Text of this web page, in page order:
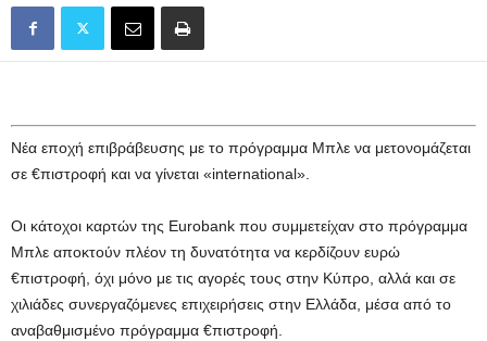
Νέα εποχή επιβράβευσης με το πρόγραμμα Μπλε να μετονομάζεται
σε €πιστροφή και να γίνεται «international».
Οι κάτοχοι καρτών της Eurobank που συμμετείχαν στο πρόγραμμα
Μπλε αποκτούν πλέον τη δυνατότητα να κερδίζουν ευρώ
€πιστροφή, όχι μόνο με τις αγορές τους στην Κύπρο, αλλά και σε
χιλιάδες συνεργαζόμενες επιχειρήσεις στην Ελλάδα, μέσα από το
αναβαθμισμένο πρόγραμμα €πιστροφή.